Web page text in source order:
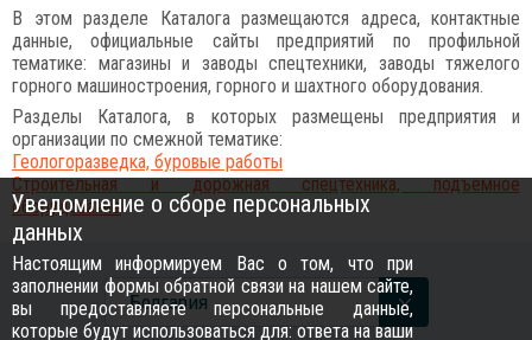
В этом разделе Каталога размещаются адреса, контактные
данные, официальные сайты предприятий по профильной
тематике: магазины и заводы спецтехники, заводы тяжелого
горного машиностроения, горного и шахтного оборудования.
Разделы Каталога, в которых размещены предприятия и
организации по смежной тематике:
Геологоразведка, буровые работы
Строительная и дорожная спецтехника, подъемное
оборудование
Болгария
Уведомление о сборе персональных
данных
Настоящим информируем Вас о том, что при
заполнении формы обратной связи на нашем сайте,
вы предоставляете персональные данные,
которые будут использоваться для: ответа на ваши